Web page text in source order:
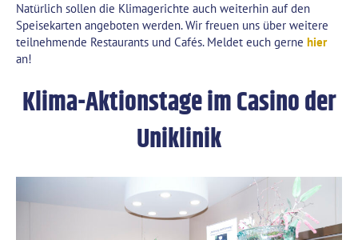
Natürlich sollen die Klimagerichte auch weiterhin auf den
Speisekarten angeboten werden. Wir freuen uns über weitere
teilnehmende Restaurants und Cafés. Meldet euch gerne hier
an!
Klima-Aktionstage im Casino der
Uniklinik